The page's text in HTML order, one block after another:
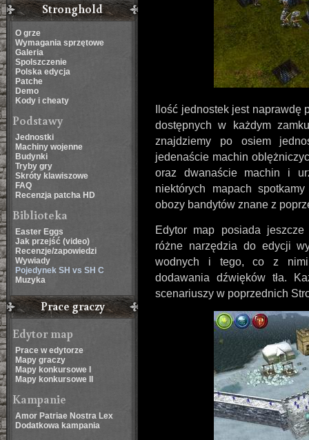
Stronghold
O grze
Wymagania sprzętowe
Galeria
Spolszczenie
Polska edycja
Patche
Demo
Kody i cheaty
Podstawy
Jednostki
Machiny wojenne
Budynki
Tryby gry
Skróty klawiszowe
FAQ
Recenzja patcha HD
Biblioteka
Easter Eggs
Jak przejść (video)
Recenzje/zapowiedzi
Wywiady
Pojedynek SH vs SH C
Muzyka
Prace graczy
Edytor map
Prace w edytorze
Mapy graczy
Mapy konkursowe I
Mapy konkursowe II
Kampanie
Amor Patriae Nostra Lex
Dodatkowa kampania
Ilość jednostek jest
dostępnych w każdym
znajdziemy po osiem
jedenaście machin
oraz dwanaście machin i
niektórych mapach
obozy bandytów znane z
Edytor map posiada
różne narzędzia do edycji
wodnych i tego, co z nimi
dodawania dźwięków tła.
scenariuszy w poprzednich